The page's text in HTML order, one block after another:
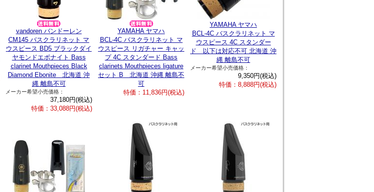
vandoren バンドーレン
CM145 バスクラリネット マ
ウスピース BD5 ブラックダイ
ヤモンドエボナイト Bass
clarinet Mouthpieces Black
Diamond Ebonite 北海道 沖
縄 離島不可
メーカー希望小売価格：
37,180円(税込)
特価：33,088円(税込)
YAMAHA ヤマハ
BCL-4C バスクラリネット マ
ウスピース リガチャー キャッ
プ 4C スタンダード Bass
clarinets Mouthpieces ligature
セット B 北海道 沖縄 離島不
可
特価：11,836円(税込)
YAMAHA ヤマハ
BCL-4C バスクラリネット マ
ウスピース 4C スタンダー
ド 以下は対応不可 北海道 沖
縄 離島不可
メーカー希望小売価格：
9,350円(税込)
特価：8,888円(税込)